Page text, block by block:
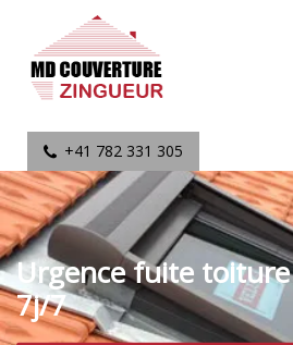
+41 782 331 305
Urgence fuite
7j/7